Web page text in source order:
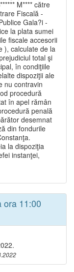
M**** către
Fiscală -
Gala?i -
la plata sumei
fiscale accesorii
), calculate de la
total şi
în condiţiile
dispoziţii ale
nu contravin
procedură
în apel rămân
penală
desemnat
din fondurile
la dispoziţia
instanţei,
ora 11:00